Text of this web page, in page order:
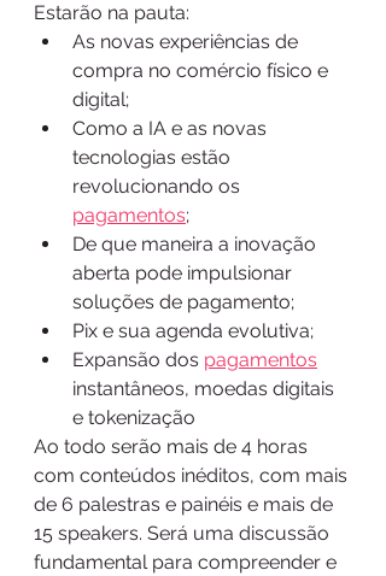
Estarão na pauta:
As novas experiências de
compra no comércio físico e
digital;
Como a IA e as novas
tecnologias estão
revolucionando os
pagamentos;
De que maneira a inovação
aberta pode impulsionar
soluções de pagamento;
Pix e sua agenda evolutiva;
Expansão dos pagamentos
instantâneos, moedas digitais
e tokenização
Ao todo serão mais de 4 horas
com conteúdos inéditos, com mais
de 6 palestras e painéis e mais de
15 speakers. Será uma discussão
fundamental para compreender e